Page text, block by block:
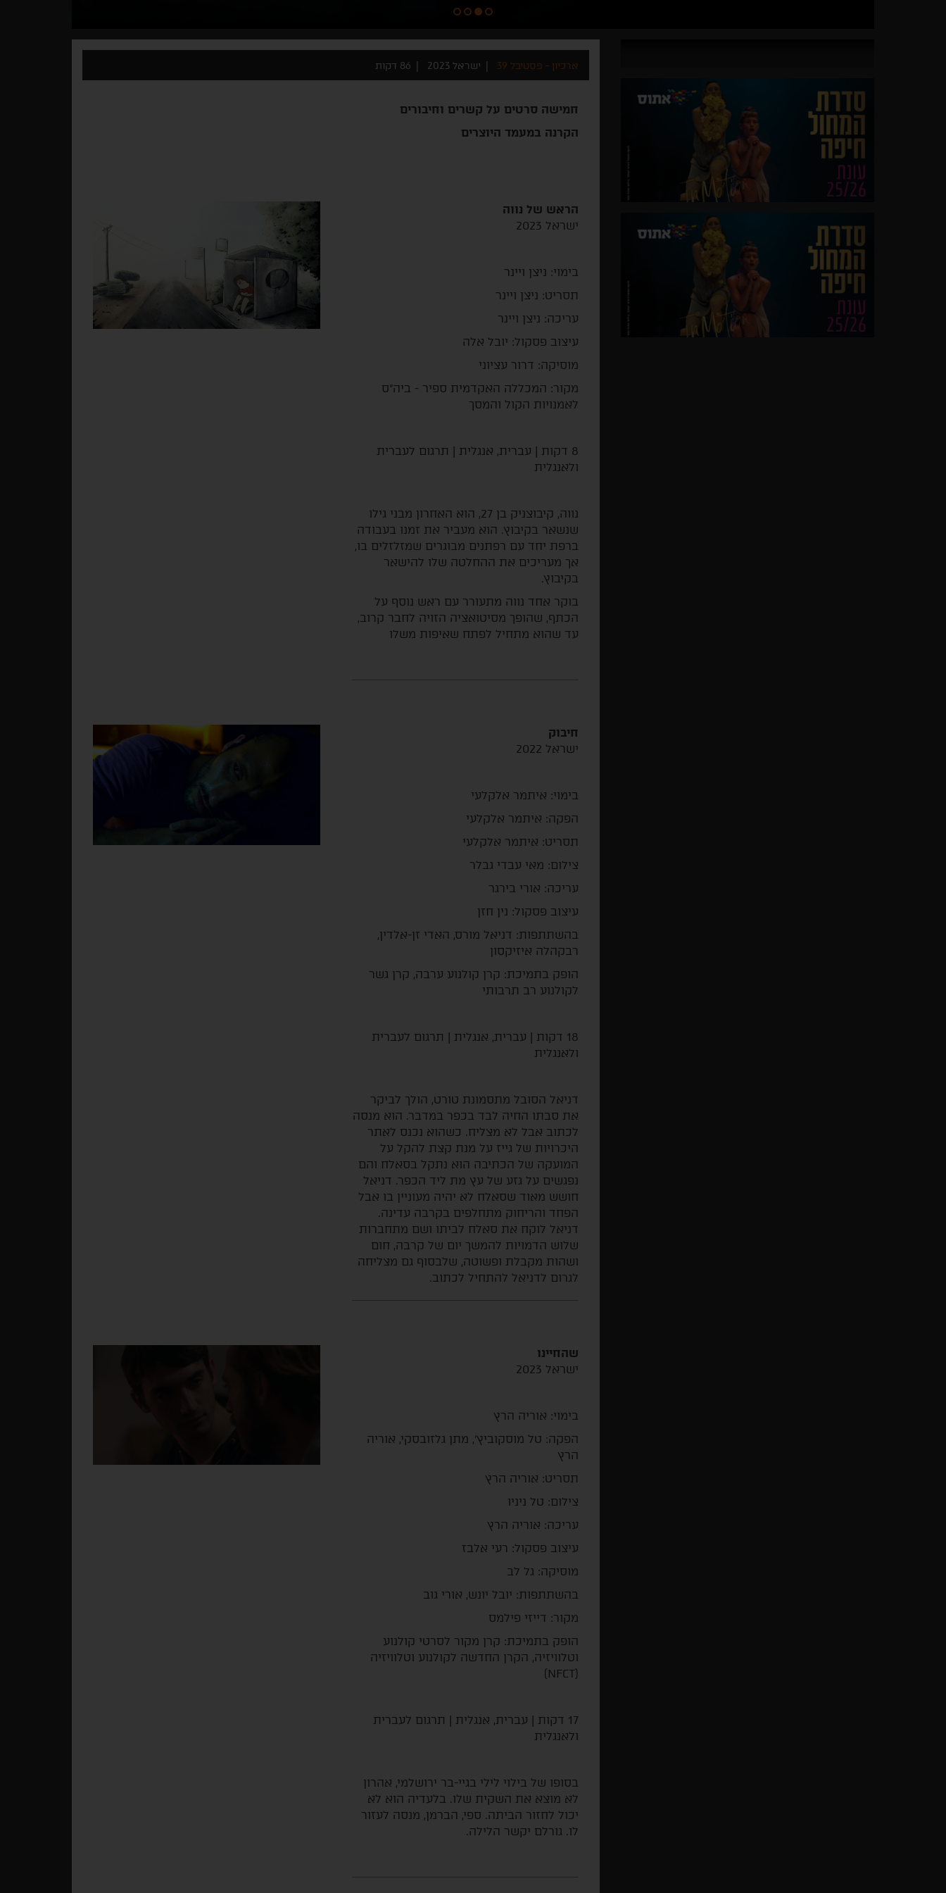
ארכיון - פסטיבל 39 ישראל 2023 86 דקות
חמישה סרטים על קשרים וחיבורים
הקרנה במעמד היוצרים
הראש של נווה
ישראל 2023
בימוי: ניצן ויינר
תסריט: ניצן ויינר
עריכה: ניצן ויינר
עיצוב פסקול: יובל אלה
מוסיקה: דרור עציוני
מקור: המכללה האקדמית ספיר - ביה"ס
לאמנויות הקול והמסך
8 דקות | עברית, אנגלית | תרגום לעברית
ולאנגלית
נווה, קיבוצניק בן 27, הוא האחרון מבני גילו
שנשאר בקיבוץ. הוא מעביר את זמנו בעבודה
ברפת יחד עם רפתנים מבוגרים שמזלזלים בו,
אך מעריכים את ההחלטה שלו להישאר
בקיבוץ.
בוקר אחד נווה מתעורר עם ראש נוסף על
הכתף, שהופך מסיטואציה הזויה לחבר קרוב,
עד שהוא מתחיל לפתח שאיפות משלו
חיבוק
ישראל 2022
בימוי: איתמר אלקלעי
הפקה: איתמר אלקלעי
תסריט: איתמר אלקלעי
צילום: מאי עבדי גבלר
עריכה: אורי בירגר
עיצוב פסקול: נין חזן
בהשתתפות: דניאל מורס, האדי זן-אלדין,
רבקהלה איזיקסון
הופק בתמיכת: קרן קולנוע ערבה, קרן גשר
לקולנוע רב תרבותי
18 דקות | עברית, אנגלית | תרגום לעברית
ולאנגלית
דניאל הסובל מתסמונת טורט, הולך לביקר
את סבתו החיה לבד בכפר במדבר. הוא מנסה
לכתוב אבל לא מצליח. כשהוא נכנס לאתר
היכרויות של גייז על מנת קצת להקל על
המועקה של הכתיבה הוא נתקל בסאלח והם
נפגשים על גזע של עץ מת ליד הכפר. דניאל
חושש מאוד שסאלח לא יהיה מעוניין בו אבל
הפחד והריחוק מתחלפים בקרבה עדינה.
דניאל לוקח את סאלח לביתו ושם מתחברות
שלוש הדמויות להמשך יום של קרבה, חום
ושהות מקבלת ופשוטה, שלבסוף גם מצליחה
לגרום לדניאל להתחיל לכתוב.
שהחיינו
ישראל 2023
בימוי: אוריה הרץ
הפקה: טל מוסקוביץ', מתן גלזובסקי, אוריה
הרץ
תסריט: אוריה הרץ
צילום: טל ניניו
עריכה: אוריה הרץ
עיצוב פסקול: רעי אלבז
מוסיקה: גל לב
בהשתתפות: יובל יונש, אורי גוב
מקור: דייזי פילמס
הופק בתמיכת: קרן מקור לסרטי קולנוע
וטלוויזיה, הקרן החדשה לקולנוע וטלוויזיה
(NFCT)
17 דקות | עברית, אנגלית | תרגום לעברית
ולאנגלית
בסופו של בילוי לילי בגיי-בר ירושלמי, אהרון
לא מוצא את השקית שלו. בלעדיה הוא לא
יכול לחזור הביתה. ספי, הברמן, מנסה לעזור
לו. גורלם יקשר הלילה.